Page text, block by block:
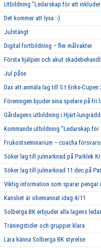
Utbildning ”Ledarskap för att
Det kommer att lysa :-)
Julstängt
Digital fortbildning – fler målvakter
Första hjälpen och akut
Jul påse
Dax att anmäla lag till S:t Eriks-Cupen
Föreningen bjuder sina spelare på fri
Gårdagens utbildning i Hjärt-
Kommande utbildning ”Ledarskap för
Frukostseminarium – coacha
Söker lag till julmarknad på Parklek
Söker lag till julmarknad 11 dec på
Viktig information som sparar pengar
Kansliet är obemannat idag 4/11
Solberga BK erbjuder alla lagens
Träningstider och grupper klara
Lära känna Solberga BK styrelse